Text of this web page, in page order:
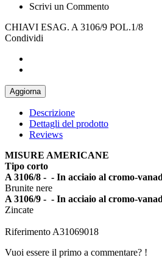
Scrivi un Commento
CHIAVI ESAG. A 3106/9 POL.1/8
Condividi
Descrizione
Dettagli del prodotto
Reviews
MISURE AMERICANE
Tipo corto
A 3106/8 - - In acciaio al cromo-
Brunite nere
A 3106/9 - - In acciaio al cromo-
Zincate
Riferimento A31069018
Vuoi essere il primo a commentare? !